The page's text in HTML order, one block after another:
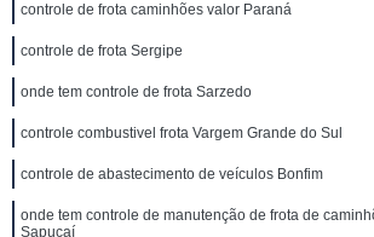
controle de frota caminhões valor Paraná
controle de frota Sergipe
onde tem controle de frota Sarzedo
controle combustivel frota Vargem Grande do Sul
controle de abastecimento de veículos Bonfim
onde tem controle de manutenção de frota de
Sapucaí